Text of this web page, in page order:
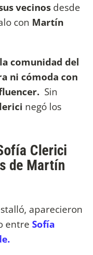
vecinos desde
con Martín
la comunidad del
ni cómoda con
Sin
negó los
Clerici
de Martín
aparecieron
entre Sofía